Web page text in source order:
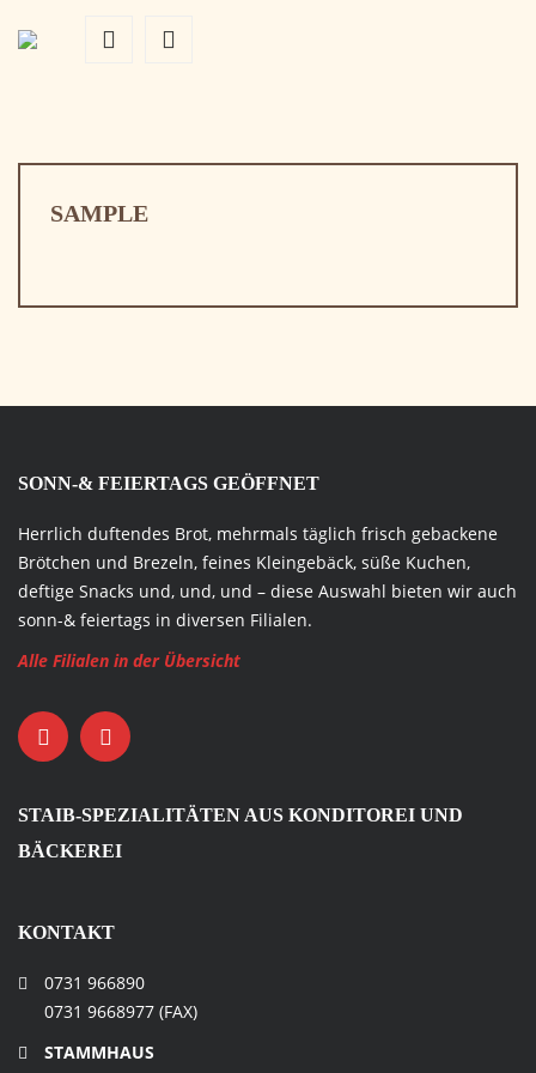
SAMPLE
SONN-& FEIERTAGS GEÖFFNET
Herrlich duftendes Brot, mehrmals täglich frisch gebackene
Brötchen und Brezeln, feines Kleingebäck, süße Kuchen,
deftige Snacks und, und, und – diese Auswahl bieten wir auch
sonn-& feiertags in diversen Filialen.
Alle Filialen in der Übersicht
STAIB-SPEZIALITÄTEN AUS KONDITOREI UND
BÄCKEREI
KONTAKT
0731 966890
0731 9668977 (FAX)
STAMMHAUS